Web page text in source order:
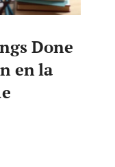
Done
en la